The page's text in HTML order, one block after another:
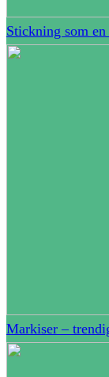
Stickning som
Markiser –